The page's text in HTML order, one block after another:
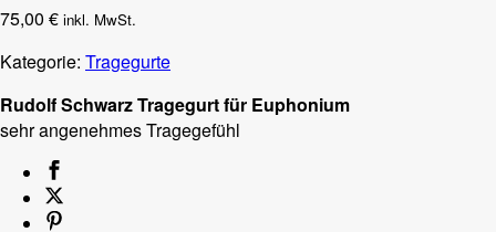
75,00 € inkl. MwSt.
Kategorie: Tragegurte
Rudolf Schwarz Tragegurt für Euphonium
sehr angenehmes Tragegefühl